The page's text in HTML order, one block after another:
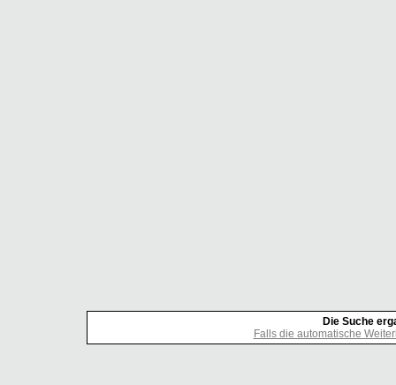
Die Suche
Falls die automatische